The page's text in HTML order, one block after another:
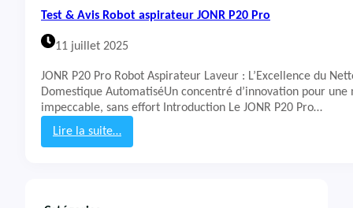
Test & Avis Robot aspirateur JONR P20 Pro
11 juillet 2025
JONR P20 Pro Robot Aspirateur Laveur : L’Excellence du
Domestique AutomatiséUn concentré d’innovation pour une
impeccable, sans effort Introduction Le JONR P20 Pro…
Lire la suite…
: